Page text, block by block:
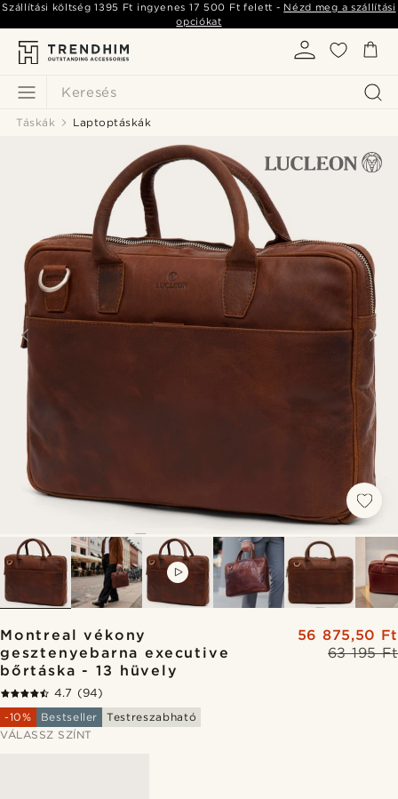
Keresés
Szállítási költség1395 Ft ingyenes 17 500 Ft felett - Nézd meg a szállítási
opciókat
Táskák Laptoptáskák
Montreal vékony
gesztenyebarna executive
bőrtáska - 13 hüvely
63 195 Ft
56 875,50 Ft
4.7 (94)
-10%
Bestseller
Testreszabható
VÁLASSZ SZÍNT